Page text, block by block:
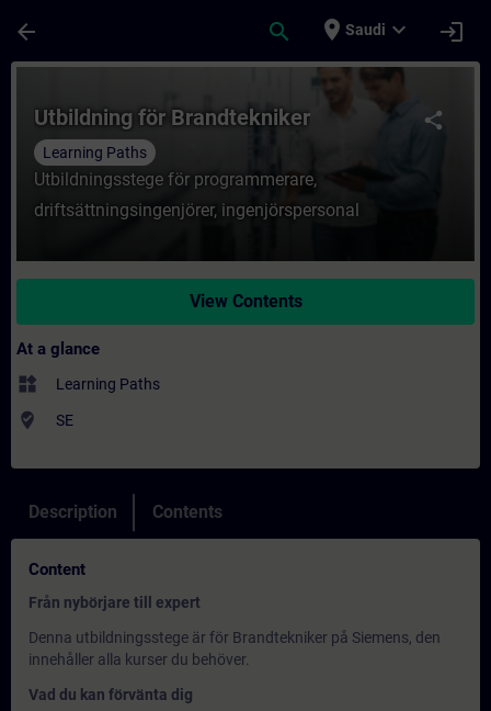
arrow_back search place Saudi expand_more login
Course - Utbildning för Brandtekniker -
share
Utbildning för Brandtekniker
Learning Paths
Utbildningsstege för programmerare,
driftsättningsingenjörer, ingenjörspersonal
View Contents
At a glance
widgets Learning Paths
where_to_vote SE
Description Contents
Content
Från nybörjare till expert
Denna utbildningsstege är för Brandtekniker på Siemens, den
innehåller alla kurser du behöver.
Vad du kan förvänta dig